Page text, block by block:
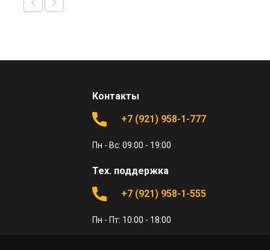
Контакты
+7 (921) 958-1-777
Пн - Вс: 09:00 - 19:00
Тех. поддержка
+7 (921) 958-1-555
Пн - Пт: 10:00 - 18:00